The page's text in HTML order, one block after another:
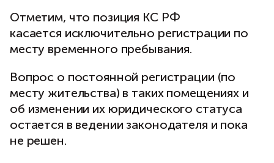
Отметим, что позиция КС РФ
касается исключительно регистрации по
месту временного пребывания.
Вопрос о постоянной регистрации (по
месту жительства) в таких помещениях и
об изменении их юридического статуса
остается в ведении законодателя и пока
не решен.